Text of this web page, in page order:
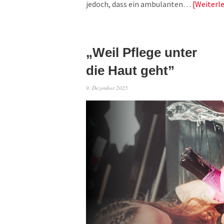
jedoch, dass ein ambulanten…
„Weil Pflege unter
die Haut geht”
9. Dezember 2025